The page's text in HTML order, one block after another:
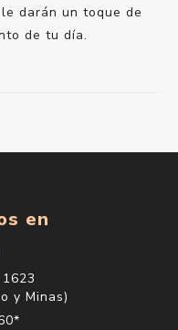
darán un toque de
de tu día.
en
y Minas)